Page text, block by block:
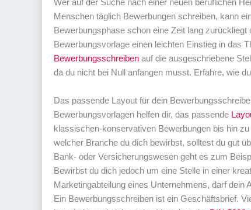
Wer auf der Suche nach einer neuen beruflichen
Menschen täglich Bewerbungen schreiben, kann
Bewerbungsphase schon eine Zeit lang
Bewerbungsvorlage einen leichten Einstieg in das
Bewerbungsschreiben auf die ausgeschriebene
da du nicht bei Null anfangen musst. Erfahre, wie
Das passende Layout für dein
Bewerbungsvorlagen helfen dir, das passende
klassischen-konservativen Bewerbungen bis hin
welcher Branche du dich bewirbst, solltest du gut
Bank- oder Versicherungswesen geht es zum
Bewirbst du dich jedoch um eine Stelle in einer
Marketingabteilung eines Unternehmens, darf dein
Ein Bewerbungsschreiben ist ein Geschäftsbrief.